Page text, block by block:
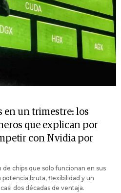
en un trimestre: los
que explican por
con Nvidia por
chips que solo funcionan en sus
potencia bruta, flexibilidad y un
dos décadas de ventaja.